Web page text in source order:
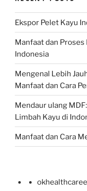
Ekspor Pelet Kayu
Manfaat dan
Indonesia
Mengenal Lebih
Manfaat dan Cara
Mendaur ulang
Limbah Kayu di
Manfaat dan Cara